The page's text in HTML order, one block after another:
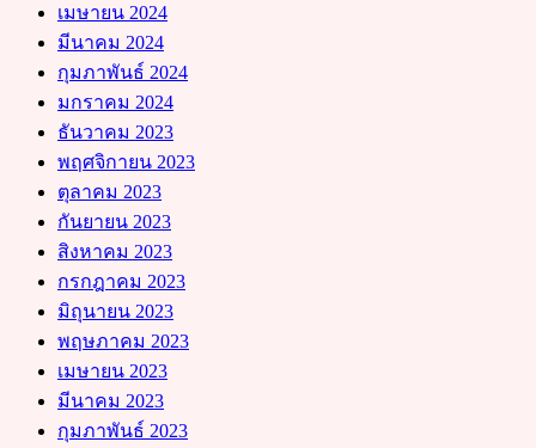
เมษายน 2024
มีนาคม 2024
กุมภาพันธ์ 2024
มกราคม 2024
ธันวาคม 2023
พฤศจิกายน 2023
ตุลาคม 2023
กันยายน 2023
สิงหาคม 2023
กรกฎาคม 2023
มิถุนายน 2023
พฤษภาคม 2023
เมษายน 2023
มีนาคม 2023
กุมภาพันธ์ 2023